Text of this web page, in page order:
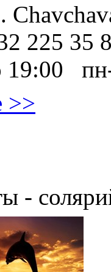
225 35
19:00
>>
-